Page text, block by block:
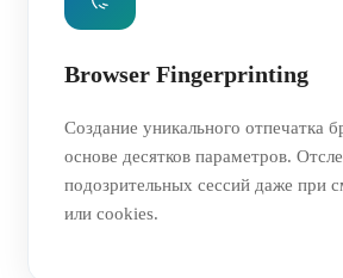
Browser Fingerprinting
Создание уникального отпечатка
основе десятков параметров.
подозрительных сессий даже при
или cookies.